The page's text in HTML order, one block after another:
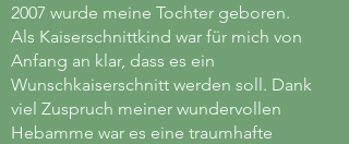
2007 wurde meine Tochter geboren.
Als Kaiserschnittkind war für mich von
Anfang an klar, dass es ein
Wunschkaiserschnitt werden soll. Dank
viel Zuspruch meiner wundervollen
Hebamme war es eine traumhafte